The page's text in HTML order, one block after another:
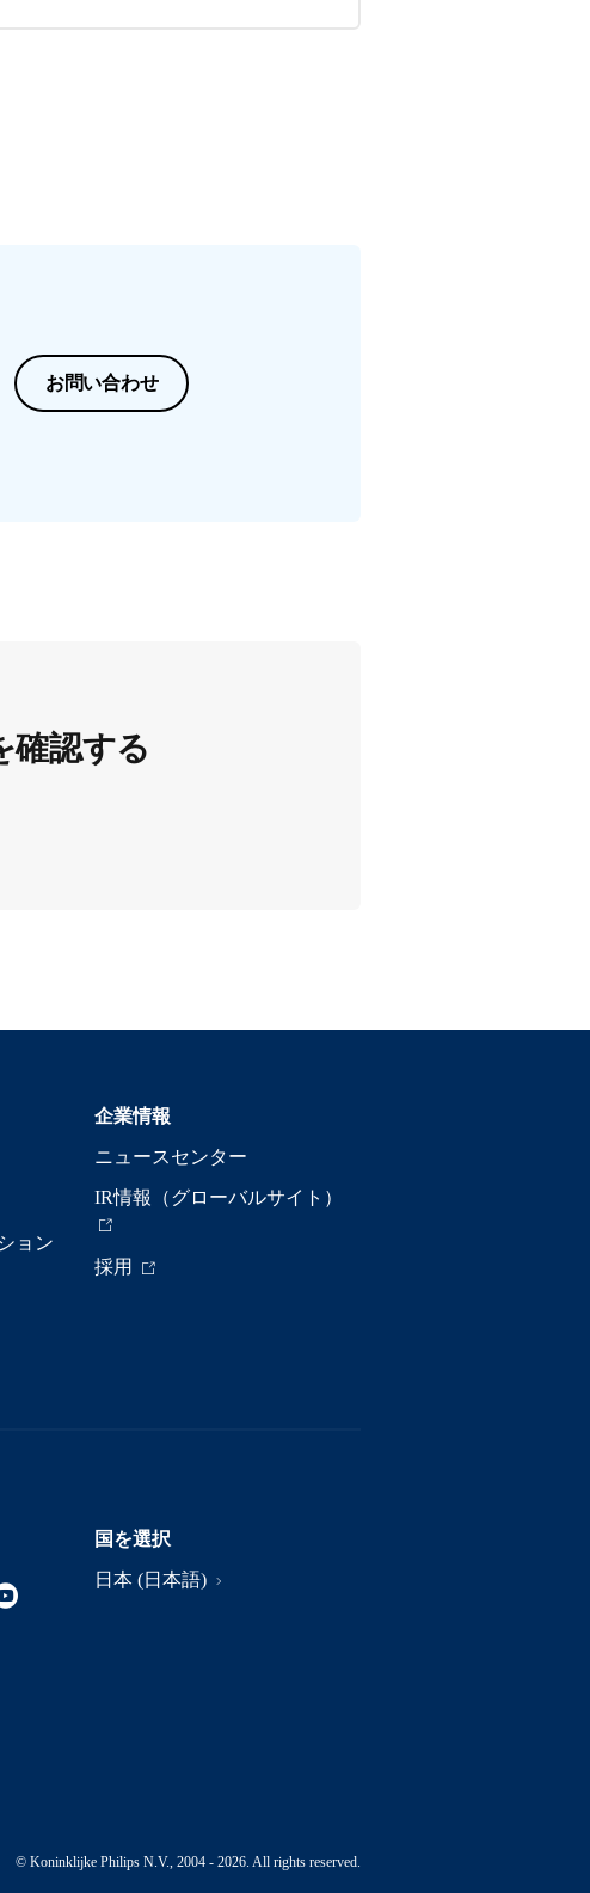
お問い合わせ
確認する
ョン
企業情報
ニュースセンター
IR情報（グローバルサイト）
採用
国を選択
日本 (日本語)
© Koninklijke Philips N.V., 2004 - 2026. All rights reserved.